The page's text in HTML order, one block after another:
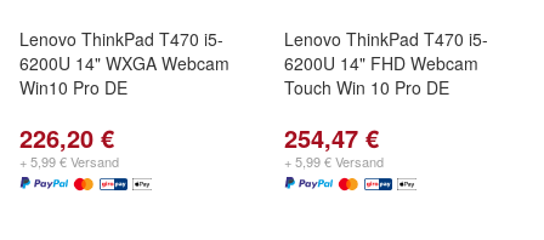
Lenovo ThinkPad T470 i5-
6200U 14" WXGA Webcam
Win10 Pro DE
226,20 €
+ 5,99 € Versand
Lenovo ThinkPad T470 i5-
6200U 14" FHD Webcam
Touch Win 10 Pro DE
254,47 €
+ 5,99 € Versand